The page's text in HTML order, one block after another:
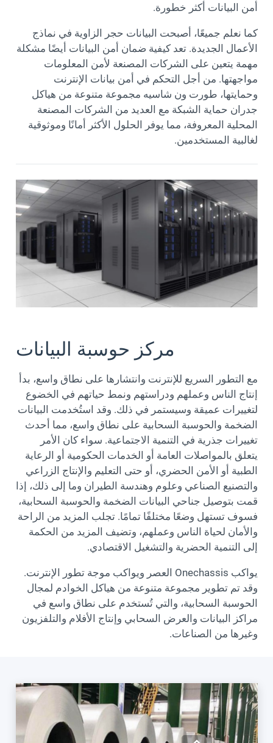
أمن البيانات أكثر خطورة.
كما نعلم جميعًا، أصبحت البيانات حجر الزاوية في نماذج
الأعمال الجديدة. تعد كيفية ضمان أمن البيانات أيضًا مشكلة
مهمة يتعين على الشركات المصنعة لأمن المعلومات
مواجهتها. من أجل التحكم في أمن بيانات الإنترنت
وحمايتها، طورت ون شاسيه مجموعة متنوعة من هياكل
جدران حماية الشبكة مع العديد من الشركات المصنعة
المحلية المعروفة، مما يوفر الحلول الأكثر أمانًا وموثوقية
لغالبية المستخدمين.
مركز حوسبة البيانات
مع التطور السريع للإنترنت وانتشارها على نطاق واسع، بدأ
إنتاج الناس وعملهم ودراستهم ونمط حياتهم في الخضوع
لتغييرات عميقة وسيستمر في ذلك. وقد استُخدمت البيانات
الضخمة والحوسبة السحابية على نطاق واسع، مما أحدث
تغييرات جذرية في التنمية الاجتماعية. سواء كان الأمر
يتعلق بالمواصلات العامة أو الخدمات الحكومية أو الرعاية
الطبية أو الأمن الحضري، أو حتى التعليم والإنتاج الزراعي
والتصنيع الصناعي وعلوم وهندسة الطيران وما إلى ذلك، إذا
قمت بتوصيل جناحي البيانات الضخمة والحوسبة السحابية،
فسوف تستهل وضعًا مختلفًا تمامًا. تجلب المزيد من الراحة
والأمان لحياة الناس وعملهم، وتضيف المزيد من الحكمة
إلى التنمية الحضرية والتشغيل الاقتصادي.
يواكب Onechassis العصر ويواكب موجة تطور الإنترنت.
وقد تم تطوير مجموعة متنوعة من هياكل الخوادم لمجال
الحوسبة السحابية، والتي تُستخدم على نطاق واسع في
مراكز البيانات والعرض السحابي وإنتاج الأفلام والتلفزيون
وغيرها من الصناعات.